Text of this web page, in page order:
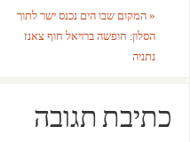
«המקום שבו הים נכנס ישר לתוך
הסלון: חופשה ברויאל חוף צאנז
נתניה
כתיבת תגובה